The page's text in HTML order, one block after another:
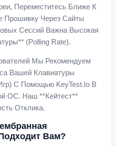
Переместитесь Ближе К
Прошивку Через Сайты
Сессий Важна Высокая
(polling Rate).
Мы Рекомендуем
Вашей Клавиатуры
С Помощью KeyTest.io В
ОС. Наш **кейтест**
Отклика.
Вам?